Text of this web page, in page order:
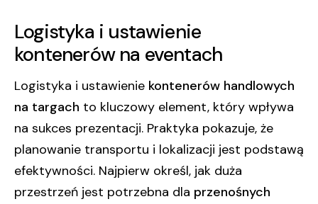
Logistyka i ustawienie
kontenerów na eventach
Logistyka i ustawienie kontenerów handlowych
na targach to kluczowy element, który wpływa
na sukces prezentacji. Praktyka pokazuje, że
planowanie transportu i lokalizacji jest podstawą
efektywności. Najpierw określ, jak duża
przestrzeń jest potrzebna dla przenośnych